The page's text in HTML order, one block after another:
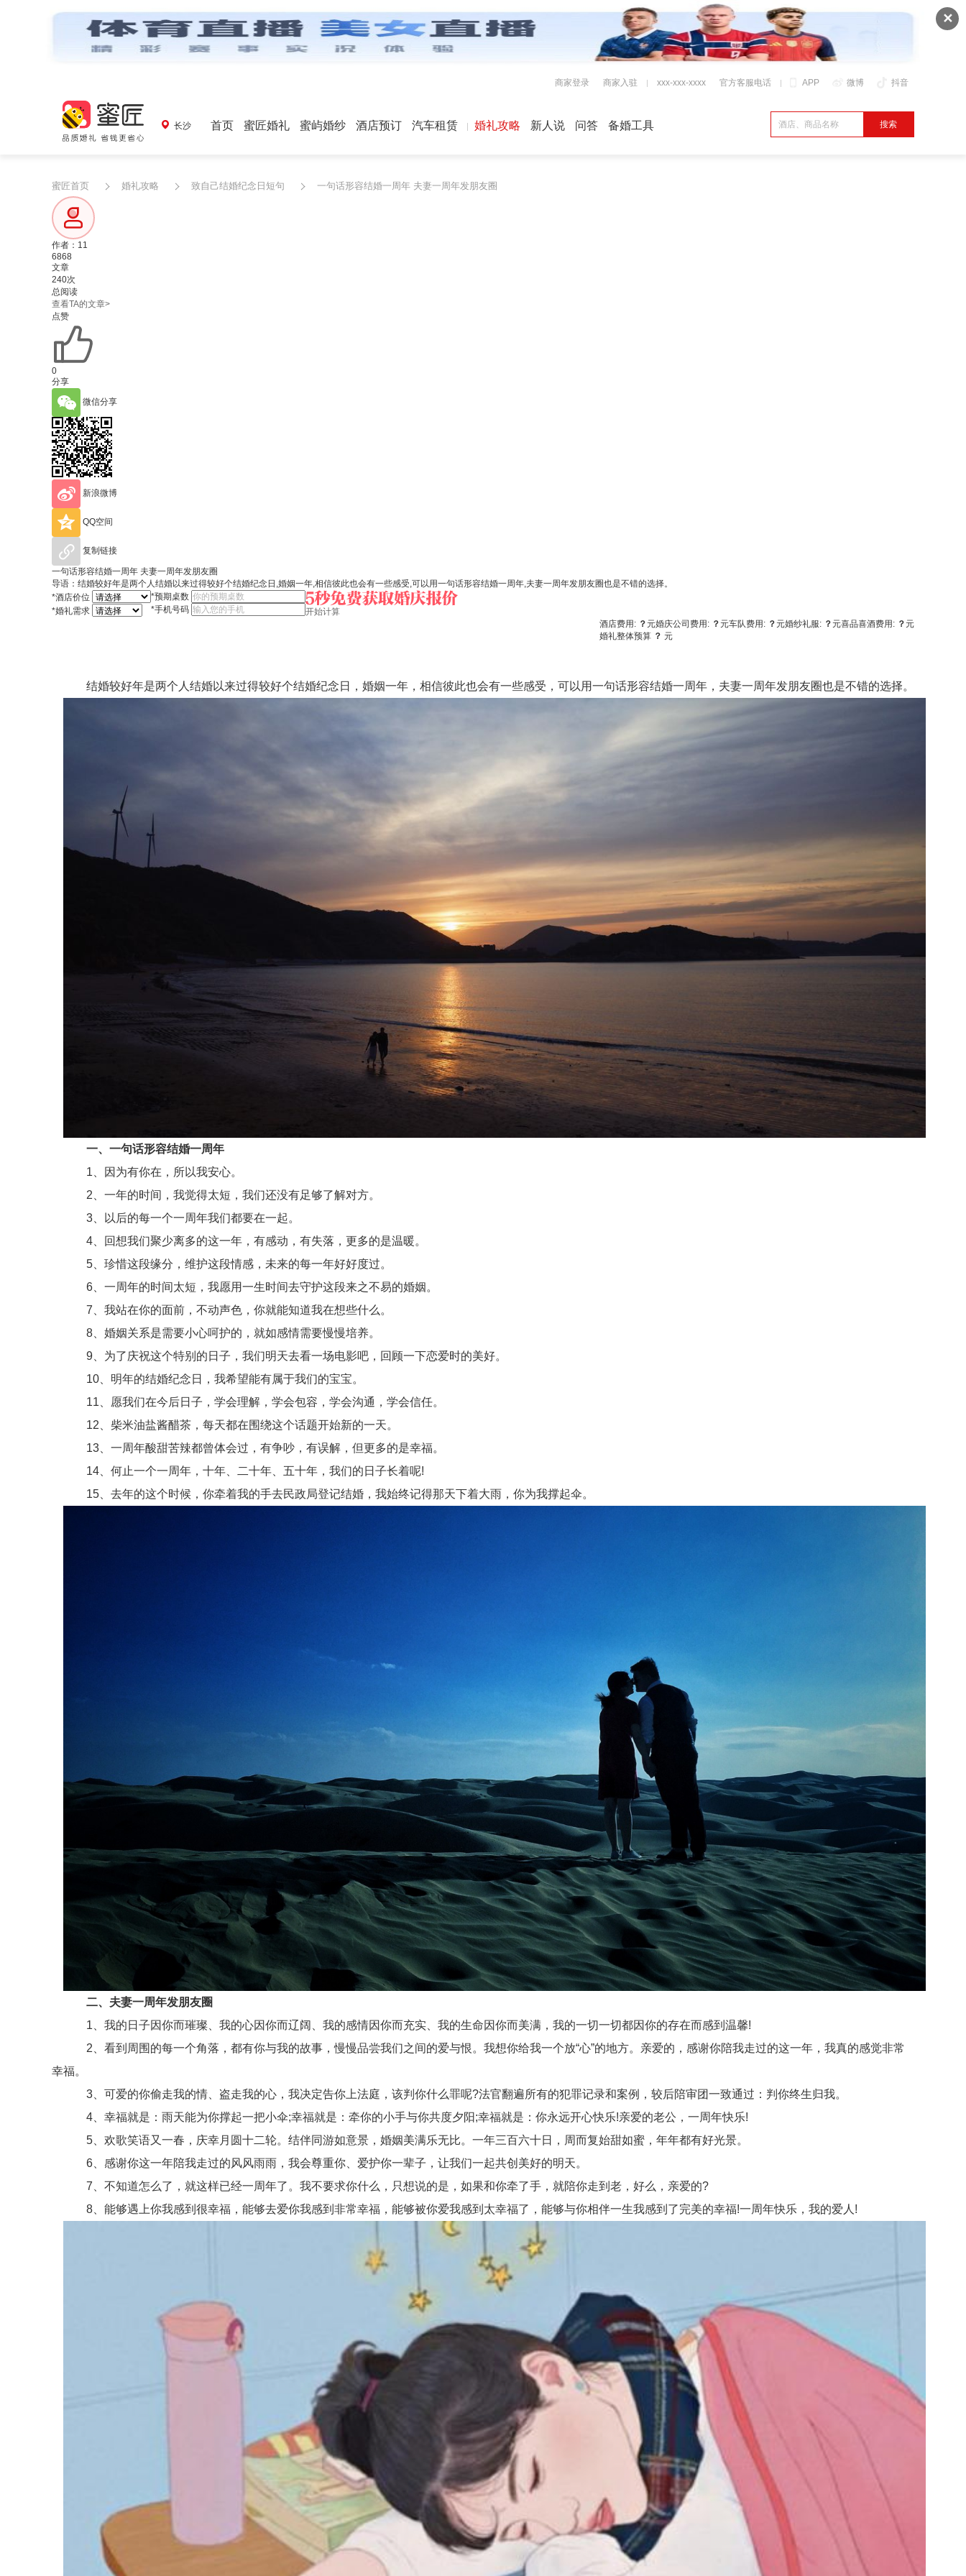
✕
APP 微博 抖音
商家登录 商家入驻 xxx-xxx-xxxx 官方客服电话
长沙 首页 蜜匠婚礼 蜜屿婚纱 酒店预订 汽车租赁 婚礼攻略 新人说 问答 备婚工具
蜜匠首页 婚礼攻略 致自己结婚纪念日短句 一句话形容结婚一周年 夫妻一周年发朋友圈
作者：11
6868
文章
240次
总阅读
查看TA的文章>
点赞
0
分享
微信分享
新浪微博
QQ空间
复制链接
一句话形容结婚一周年 夫妻一周年发朋友圈
导语：结婚较好年是两个人结婚以来过得较好个结婚纪念日,婚姻一年,相信彼此也会有一些感受,可以用一句话形容结婚一周年,夫妻一周年发朋友圈也是不错的选择。
*酒店价位
*婚礼需求
*预期桌数
*手机号码
开始计算
酒店费用: ？元婚庆公司费用: ？元车队费用: ？元婚纱礼服: ？元喜品喜酒费用: ？元
婚礼整体预算 ？ 元
结婚较好年是两个人结婚以来过得较好个结婚纪念日，婚姻一年，相信彼此也会有一些感受，可以用一句话形容结婚一周年，夫妻一周年发朋友圈也是不错的选择。
一、一句话形容结婚一周年
1、因为有你在，所以我安心。
2、一年的时间，我觉得太短，我们还没有足够了解对方。
3、以后的每一个一周年我们都要在一起。
4、回想我们聚少离多的这一年，有感动，有失落，更多的是温暖。
5、珍惜这段缘分，维护这段情感，未来的每一年好好度过。
6、一周年的时间太短，我愿用一生时间去守护这段来之不易的婚姻。
7、我站在你的面前，不动声色，你就能知道我在想些什么。
8、婚姻关系是需要小心呵护的，就如感情需要慢慢培养。
9、为了庆祝这个特别的日子，我们明天去看一场电影吧，回顾一下恋爱时的美好。
10、明年的结婚纪念日，我希望能有属于我们的宝宝。
11、愿我们在今后日子，学会理解，学会包容，学会沟通，学会信任。
12、柴米油盐酱醋茶，每天都在围绕这个话题开始新的一天。
13、一周年酸甜苦辣都曾体会过，有争吵，有误解，但更多的是幸福。
14、何止一个一周年，十年、二十年、五十年，我们的日子长着呢!
15、去年的这个时候，你牵着我的手去民政局登记结婚，我始终记得那天下着大雨，你为我撑起伞。
二、夫妻一周年发朋友圈
1、我的日子因你而璀璨、我的心因你而辽阔、我的感情因你而充实、我的生命因你而美满，我的一切一切都因你的存在而感到温馨!
2、看到周围的每一个角落，都有你与我的故事，慢慢品尝我们之间的爱与恨。我想你给我一个放“心”的地方。亲爱的，感谢你陪我走过的这一年，我真的感觉非常
幸福。
3、可爱的你偷走我的情、盗走我的心，我决定告你上法庭，该判你什么罪呢?法官翻遍所有的犯罪记录和案例，较后陪审团一致通过：判你终生归我。
4、幸福就是：雨天能为你撑起一把小伞;幸福就是：牵你的小手与你共度夕阳;幸福就是：你永远开心快乐!亲爱的老公，一周年快乐!
5、欢歌笑语又一春，庆幸月圆十二轮。结伴同游如意景，婚姻美满乐无比。一年三百六十日，周而复始甜如蜜，年年都有好光景。
6、感谢你这一年陪我走过的风风雨雨，我会尊重你、爱护你一辈子，让我们一起共创美好的明天。
7、不知道怎么了，就这样已经一周年了。我不要求你什么，只想说的是，如果和你牵了手，就陪你走到老，好么，亲爱的?
8、能够遇上你我感到很幸福，能够去爱你我感到非常幸福，能够被你爱我感到太幸福了，能够与你相伴一生我感到了完美的幸福!一周年快乐，我的爱人!